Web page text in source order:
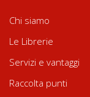
Chi siamo
Le Librerie
Servizi e vantaggi
Raccolta punti